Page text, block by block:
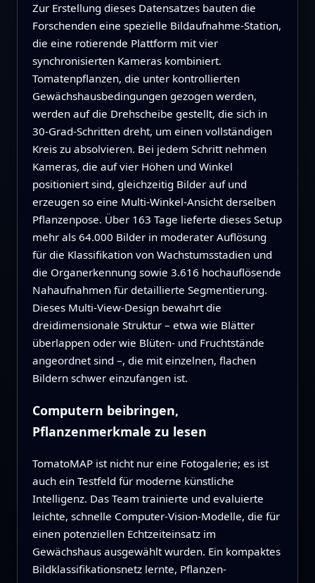
Zur Erstellung dieses Datensatzes bauten die
Forschenden eine spezielle Bildaufnahme-Station,
die eine rotierende Plattform mit vier
synchronisierten Kameras kombiniert.
Tomatenpflanzen, die unter kontrollierten
Gewächshausbedingungen gezogen werden,
werden auf die Drehscheibe gestellt, die sich in
30-Grad-Schritten dreht, um einen vollständigen
Kreis zu absolvieren. Bei jedem Schritt nehmen
Kameras, die auf vier Höhen und Winkel
positioniert sind, gleichzeitig Bilder auf und
erzeugen so eine Multi-Winkel-Ansicht derselben
Pflanzenpose. Über 163 Tage lieferte dieses Setup
mehr als 64.000 Bilder in moderater Auflösung
für die Klassifikation von Wachstumsstadien und
die Organerkennung sowie 3.616 hochauflösende
Nahaufnahmen für detaillierte Segmentierung.
Dieses Multi-View-Design bewahrt die
dreidimensionale Struktur – etwa wie Blätter
überlappen oder wie Blüten- und Fruchtstände
angeordnet sind –, die mit einzelnen, flachen
Bildern schwer einzufangen ist.
Computern beibringen,
Pflanzenmerkmale zu lesen
TomatoMAP ist nicht nur eine Fotogalerie; es ist
auch ein Testfeld für moderne künstliche
Intelligenz. Das Team trainierte und evaluierte
leichte, schnelle Computer-Vision-Modelle, die für
einen potenziellen Echtzeiteinsatz im
Gewächshaus ausgewählt wurden. Ein kompaktes
Bildklassifikationsnetz lernte, Pflanzen-